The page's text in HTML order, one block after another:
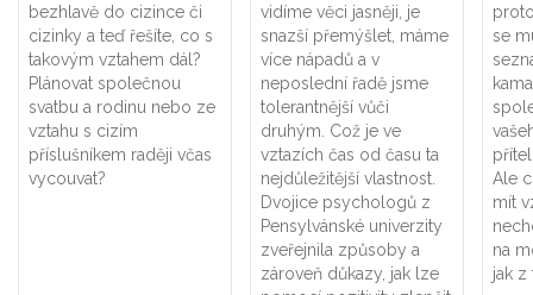
bezhlavě do cizince či
cizinky a teď řešíte, co s
takovým vztahem dál?
Plánovat společnou
svatbu a rodinu nebo ze
vztahu s cizím
příslušníkem raději včas
vycouvat?
vidíme věci jasněji, je
snazší přemýšlet, máme
více nápadů a v
neposlední řadě jsme
tolerantnější vůči
druhým. Což je ve
vztazích čas od času ta
nejdůležitější vlastnost.
Dvojice psychologů z
Pensylvánské univerzity
zveřejnila způsoby a
zároveň důkazy, jak lze
se
Ale
mít
na
jak z